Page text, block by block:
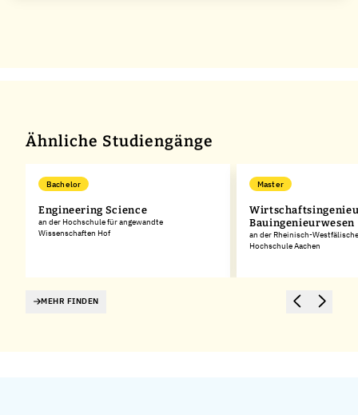
Ähnliche Studiengänge
Bachelor
Engineering Science
an der Hochschule für angewandte
Wissenschaften Hof
Master
Bauingenieurwesen
an der Rheinisch-
Hochschule Aachen
MEHR FINDEN